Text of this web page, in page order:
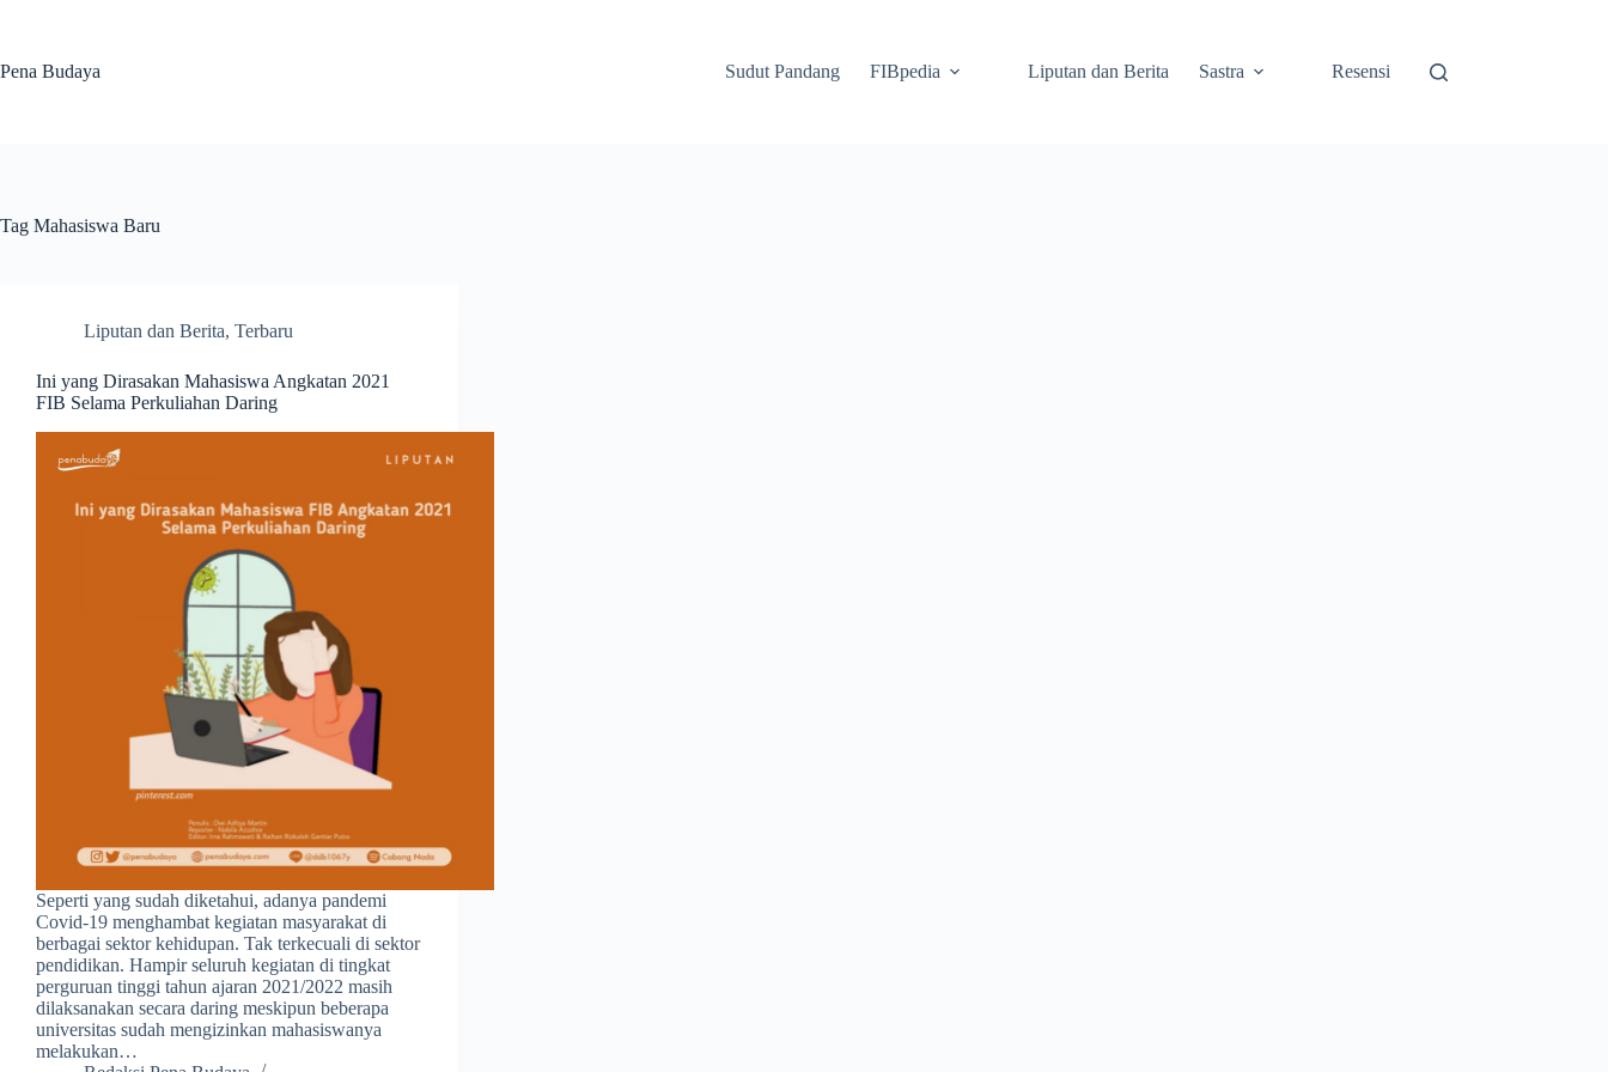
Pena Budaya
Sudut Pandang FIBpedia Liputan dan Berita Sastra Resensi
Tag Mahasiswa Baru
Liputan dan Berita, Terbaru
Ini yang Dirasakan Mahasiswa Angkatan 2021
FIB Selama Perkuliahan Daring
Seperti yang sudah diketahui, adanya pandemi
Covid-19 menghambat kegiatan masyarakat di
berbagai sektor kehidupan. Tak terkecuali di sektor
pendidikan. Hampir seluruh kegiatan di tingkat
perguruan tinggi tahun ajaran 2021/2022 masih
dilaksanakan secara daring meskipun beberapa
universitas sudah mengizinkan mahasiswanya
melakukan…